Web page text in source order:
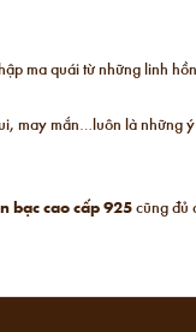
ma quái từ những linh
mắn…luôn là những
bạc cao cấp 925cũng đủ